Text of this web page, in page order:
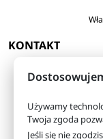
KONTAKT
Używamy
Twoja zgoda
Jeśli się nie